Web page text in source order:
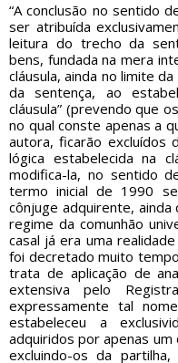
“A conclusão no sentido
ser atribuída
leitura do trecho da
bens, fundada na mera
cláusula, ainda no limite
da sentença, ao
cláusula” (prevendo que
no qual conste apenas a
autora, ficarão excluídos
lógica estabelecida na
modifica-la, no sentido
termo inicial de 1990
cônjuge adquirente,
regime da comunhão
casal já era uma
foi decretado muito
trata de aplicação de
extensiva pelo
expressamente tal
estabeleceu a
adquiridos por apenas
excluindo-os da